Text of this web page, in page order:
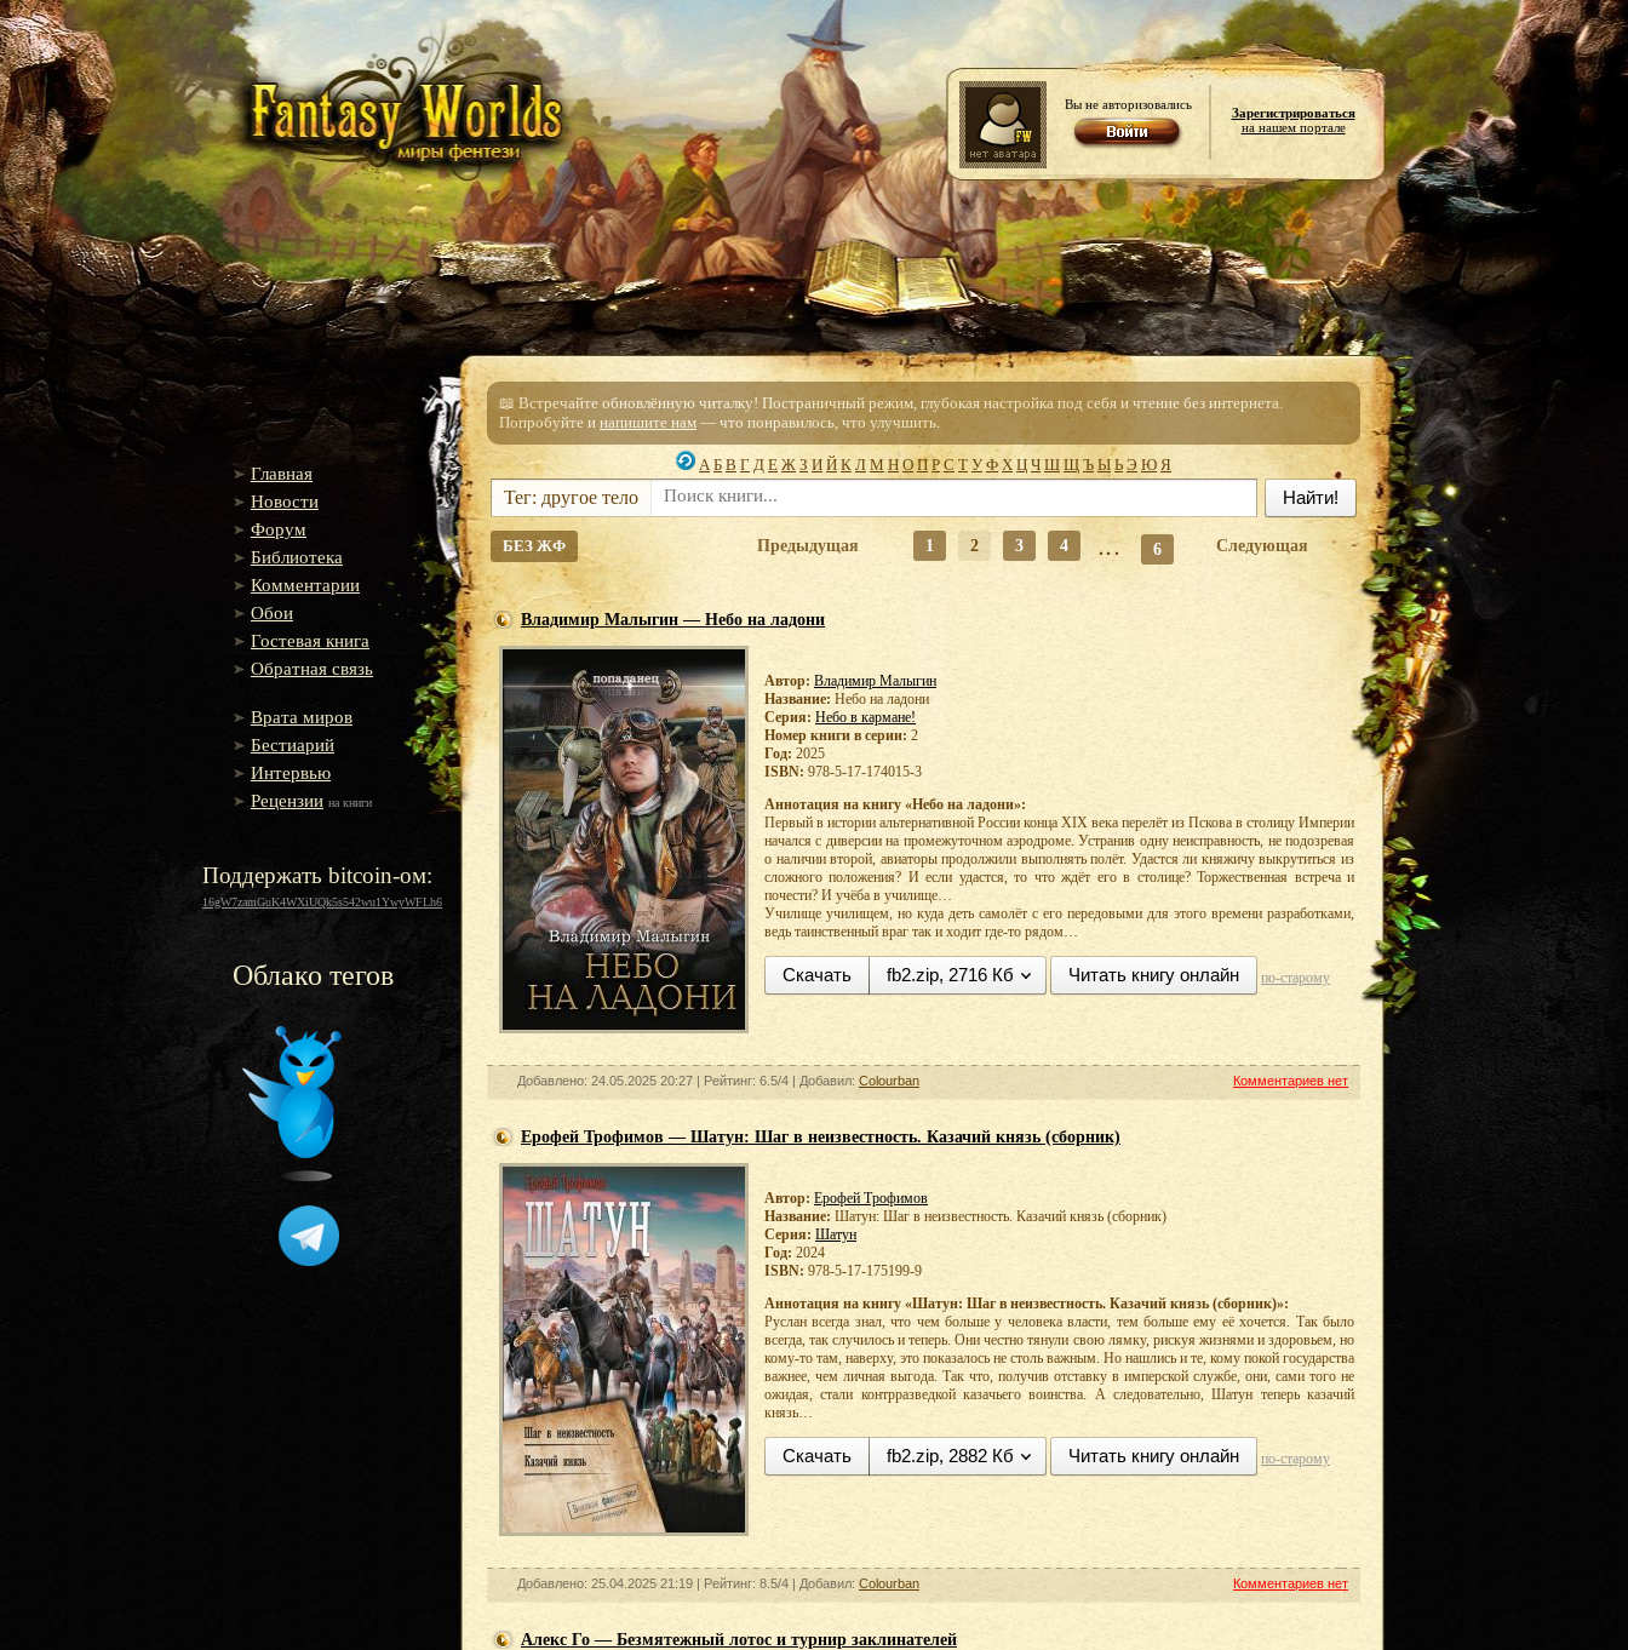
Вы не авторизовались
Зарегистрироваться
на нашем портале
Главная
Новости
Форум
Библиотека
Комментарии
Обои
Гостевая книга
Обратная связь
Врата миров
Бестиарий
Интервью
Рецензии на книги
Поддержать bitcoin-ом:
16gW7zamGuK4WXiUQk5s542wu1YwyWFLh6
Облако тегов
📖 Встречайте обновлённую читалку! Постраничный режим, глубокая настройка под себя и чтение без интернета.
Попробуйте и напишите нам — что понравилось, что улучшить.
А Б В Г Д Е Ж З И Й К Л М Н О П Р С Т У Ф Х Ц Ч Ш Щ Ъ Ы Ь Э Ю Я
Найти!
Тег: другое тело
БЕЗ ЖФ Предыдущая 1 2 3 4 ... 6 Следующая
Владимир Малыгин — Небо на ладони
Автор: Владимир Малыгин
Название: Небо на ладони
Серия: Небо в кармане!
Номер книги в серии: 2
Год: 2025
ISBN: 978-5-17-174015-3
Аннотация на книгу «Небо на ладони»:
Первый в истории альтернативной России конца XIX века перелёт из Пскова в столицу Империи
начался с диверсии на промежуточном аэродроме. Устранив одну неисправность, не подозревая
о наличии второй, авиаторы продолжили выполнять полёт. Удастся ли княжичу выкрутиться из
сложного положения? И если удастся, то что ждёт его в столице? Торжественная встреча и
почести? И учёба в училище…
Училище училищем, но куда деть самолёт с его передовыми для этого времени разработками,
ведь таинственный враг так и ходит где-то рядом…
Скачать fb2.zip, 2716 Кб Читать книгу онлайн по-старому
Добавлено: 24.05.2025 20:27 | Рейтинг: 6.5/4 | Добавил: Colourban Комментариев нет
Ерофей Трофимов — Шатун: Шаг в неизвестность. Казачий князь (сборник)
Автор: Ерофей Трофимов
Название: Шатун: Шаг в неизвестность. Казачий князь (сборник)
Серия: Шатун
Год: 2024
ISBN: 978-5-17-175199-9
Аннотация на книгу «Шатун: Шаг в неизвестность. Казачий князь (сборник)»:
Руслан всегда знал, что чем больше у человека власти, тем больше ему её хочется. Так было
всегда, так случилось и теперь. Они честно тянули свою лямку, рискуя жизнями и здоровьем, но
кому-то там, наверху, это показалось не столь важным. Но нашлись и те, кому покой государства
важнее, чем личная выгода. Так что, получив отставку в имперской службе, они, сами того не
ожидая, стали контрразведкой казачьего воинства. А следовательно, Шатун теперь казачий
князь…
Скачать fb2.zip, 2882 Кб Читать книгу онлайн по-старому
Добавлено: 25.04.2025 21:19 | Рейтинг: 8.5/4 | Добавил: Colourban Комментариев нет
Алекс Го — Безмятежный лотос и турнир заклинателей